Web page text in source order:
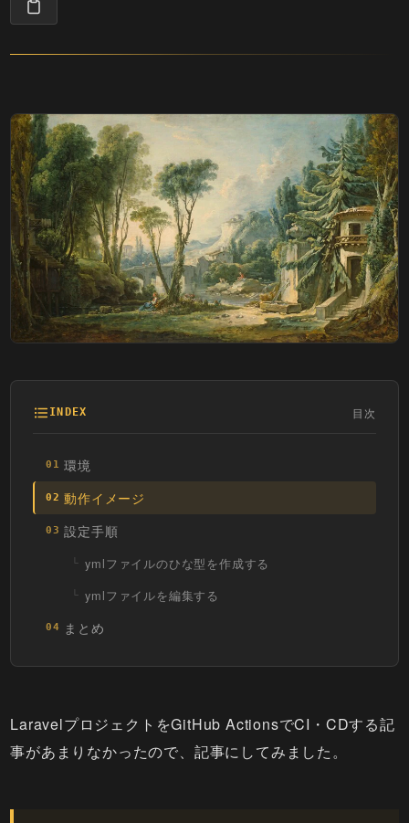
INDEX 目次
01 環境
02 動作イメージ
03 設定手順
ymlファイルのひな型を作成する
ymlファイルを編集する
04 まとめ
LaravelプロジェクトをGitHub ActionsでCI・CDする記
事があまりなかったので、記事にしてみました。